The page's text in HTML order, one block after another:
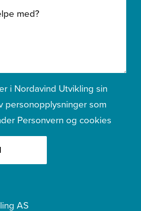
i Nordavind Utvikling sin
personopplysninger som
Personvern og cookies
AS